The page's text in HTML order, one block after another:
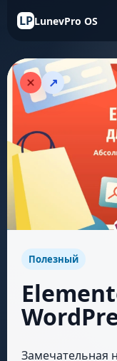
LPLunevPro OS
↗
Полезный
Замечательная